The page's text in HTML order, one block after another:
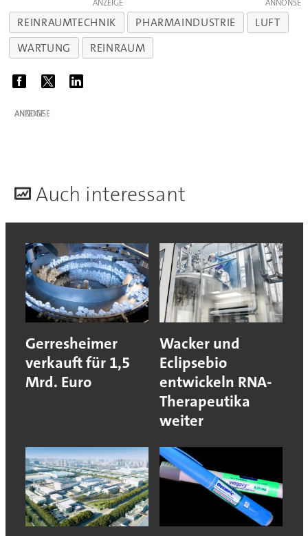
ANZEIGE
REINRAUMTECHNIK PHARMAINDUSTRIE
LUFT
WARTUNG
REINRAUM
ANZEIGE
Auch interessant
Gerresheimer
verkauft für 1,5
Mrd. Euro
Wacker und
Eclipsebio
entwickeln RNA-
Therapeutika
weiter